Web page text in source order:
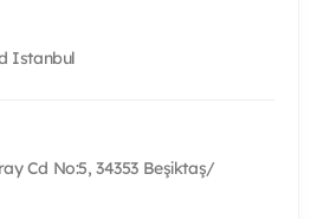
Istanbul
Cd No:5, 34353 Beşiktaş/